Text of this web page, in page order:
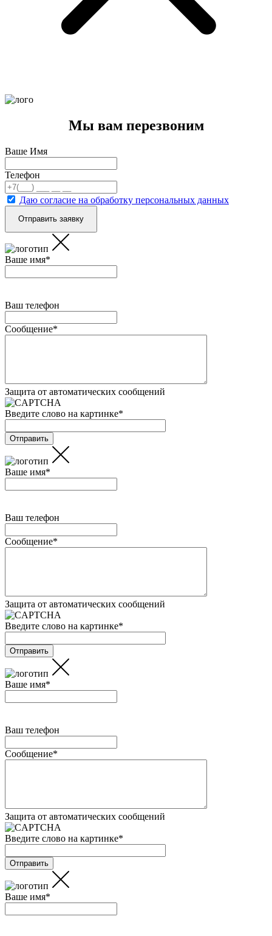
Мы вам перезвоним
Ваше Имя
Телефон
Даю согласие на обработку персональных данных
Ваше имя*
Ваш телефон
Сообщение*
Защита от автоматических сообщений
Введите слово на картинке*
Ваше имя*
Ваш телефон
Сообщение*
Защита от автоматических сообщений
Введите слово на картинке*
Ваше имя*
Ваш телефон
Сообщение*
Защита от автоматических сообщений
Введите слово на картинке*
Ваше имя*